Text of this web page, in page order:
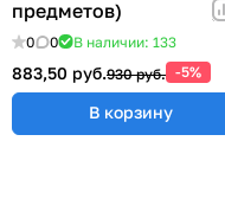
предметов)
0 0 В наличии: 133
883,50 руб.930 руб. -5%
В корзину